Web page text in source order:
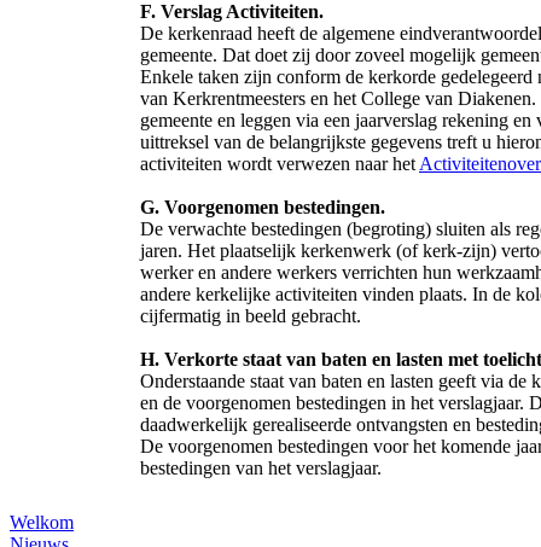
Welkom
F. Verslag Activiteiten.
De kerkenraad heeft de algemene
gemeente. Dat doet zij door zoveel mogelijk
Enkele taken zijn conform de kerkorde
van Kerkrentmeesters en het College van
gemeente en leggen via een jaarverslag rekening
uittreksel van de belangrijkste gegevens treft u
activiteiten wordt verwezen naar het
G. Voorgenomen bestedingen.
De verwachte bestedingen (begroting) sluiten als
jaren. Het plaatselijk kerkenwerk (of kerk-zijn)
werker en andere werkers verrichten hun
andere kerkelijke activiteiten vinden plaats. In de
cijfermatig in beeld gebracht.
H. Verkorte staat van baten en lasten met
Onderstaande staat van baten en lasten geeft via
en de voorgenomen bestedingen in het verslagjaar.
daadwerkelijk gerealiseerde ontvangsten en
De voorgenomen bestedingen voor het komende
bestedingen van het verslagjaar.